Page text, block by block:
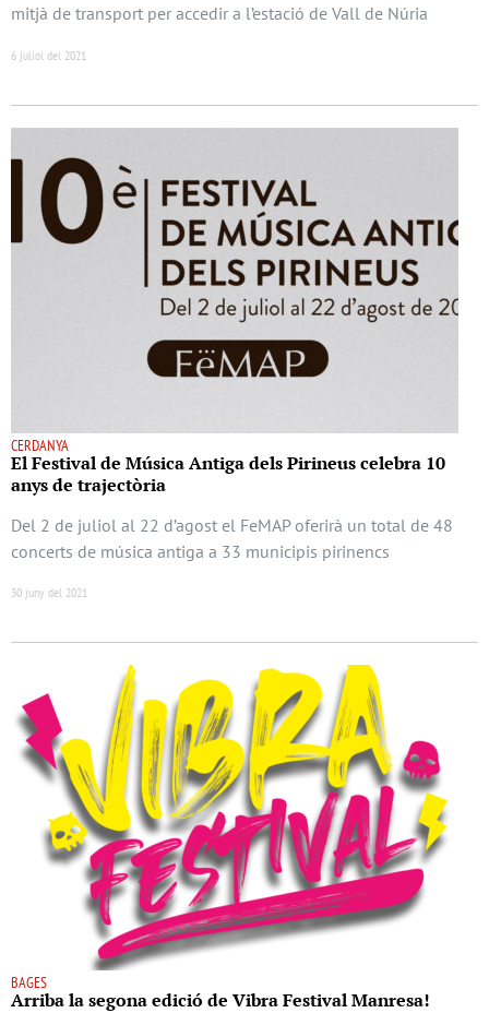
mitjà de transport per accedir a l’estació de Vall de Núria
6 juliol del 2021
CERDANYA
El Festival de Música Antiga dels Pirineus celebra 10
anys de trajectòria
Del 2 de juliol al 22 d’agost el FeMAP oferirà un total de 48
concerts de música antiga a 33 municipis pirinencs
30 juny del 2021
BAGES
Arriba la segona edició de Vibra Festival Manresa!